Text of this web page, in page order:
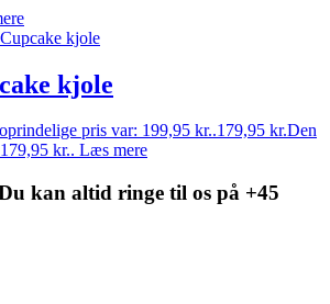
kjole
pris var: 199,95 kr..179,95 kr.Den
kr.. Læs mere
kan altid ringe til os på +45